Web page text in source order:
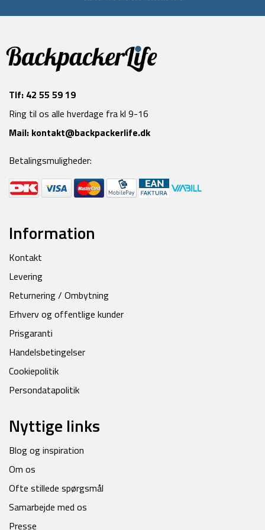
Tlf: 42 55 59 19
Ring til os alle hverdage fra kl 9-16
Mail: kontakt@backpackerlife.dk
Betalingsmuligheder:
Information
Kontakt
Levering
Returnering / Ombytning
Erhverv og offentlige kunder
Prisgaranti
Handelsbetingelser
Cookiepolitik
Persondatapolitik
Nyttige links
Blog og inspiration
Om os
Ofte stillede spørgsmål
Samarbejde med os
Presse